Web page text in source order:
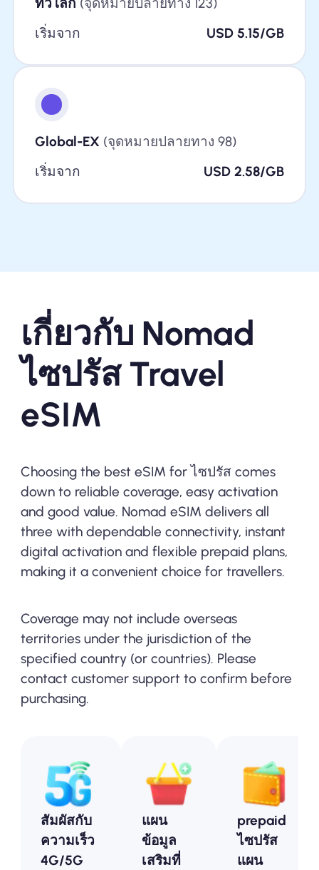
เริ่มจาก
USD 5.15/GB
Global-EX (จุดหมายปลายทาง 98)
เริ่มจาก
USD 2.58/GB
เกี่ยวกับ Nomad
ไซปรัส Travel
eSIM
Choosing the best eSIM for ไซปรัส comes
down to reliable coverage, easy activation
and good value. Nomad eSIM delivers all
three with dependable connectivity, instant
digital activation and flexible prepaid plans,
making it a convenient choice for travellers.
Coverage may not include overseas
territories under the jurisdiction of the
specified country (or countries). Please
contact customer support to confirm before
purchasing.
สัมผัสกับ
ความเร็ว
4G/5G
แผน
ข้อมูล
เสริมที่
prepaid
ไซปรัส
แผน